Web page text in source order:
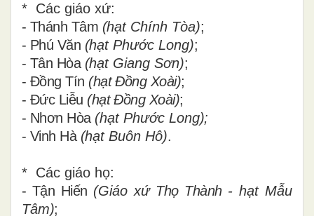
* Các giáo xứ:
- Thánh Tâm (hạt Chính Tòa);
- Phú Văn (hạt Phước Long);
- Tân Hòa (hạt Giang Sơn);
- Đồng Tín (hạt Đồng Xoài);
- Đức Liễu (hạt Đồng Xoài);
- Nhơn Hòa (hạt Phước Long);
- Vinh Hà (hạt Buôn Hô).
* Các giáo họ:
- Tận Hiến (Giáo xứThọ Thành - hạt Mẫu
Tâm);